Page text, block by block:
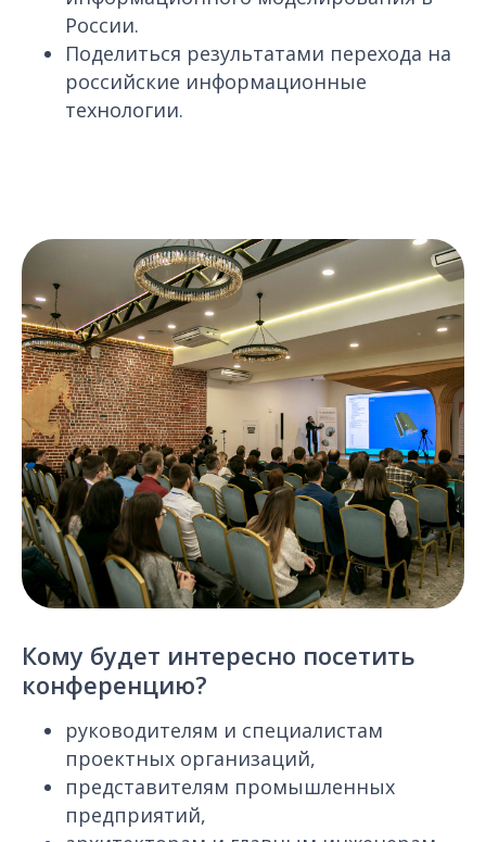
России.
Поделиться результатами перехода на
российские информационные
технологии.
Кому будет интересно посетить
конференцию?
руководителям и специалистам
проектных организаций,
представителям промышленных
предприятий,